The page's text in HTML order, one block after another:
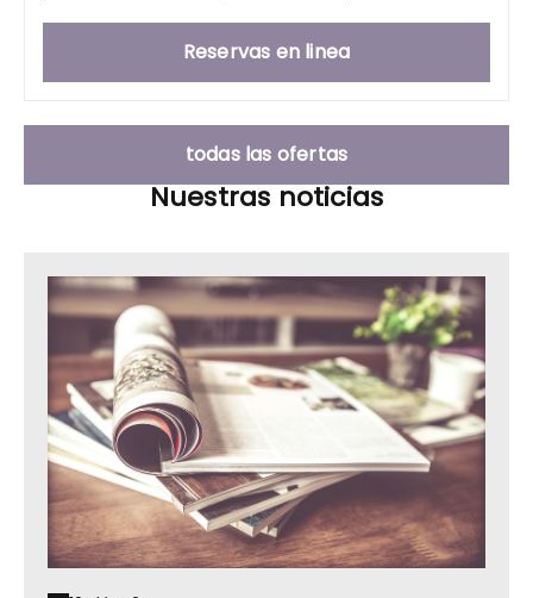
Reservas en linea
todas las ofertas
Nuestras noticias